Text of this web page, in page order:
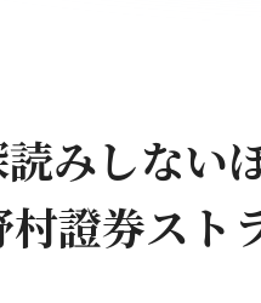
みしな
證券スト